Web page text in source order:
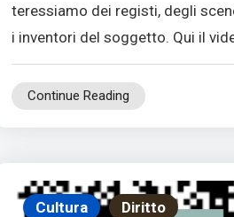
teressiamo dei registi, degli
i inventori del soggetto. Qui il
Continue Reading
Cultura Diritto